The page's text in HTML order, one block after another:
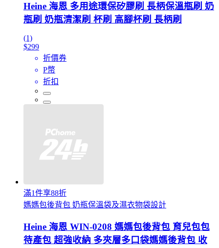
Heine 海恩 多用途環保矽膠刷 長柄保溫瓶刷 奶
瓶刷 奶瓶清潔刷 杯刷 高腳杯刷 長柄刷
(1)
$299
折價券
P幣
折扣
滿1件享88折
媽媽包後背包 奶瓶保溫袋及濕衣物袋設計
Heine 海恩 WIN-0208 媽媽包後背包 育兒包包
待產包 超強收納 多夾層多口袋媽媽後背包 收